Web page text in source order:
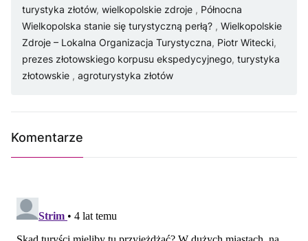
turystyka złotów, wielkopolskie zdroje , Północna
Wielkopolska stanie się turystyczną perłą? , Wielkopolskie
Zdroje – Lokalna Organizacja Turystyczna, Piotr Witecki,
prezes złotowskiego korpusu ekspedycyjnego, turystyka
złotowskie , agroturystyka złotów
Komentarze